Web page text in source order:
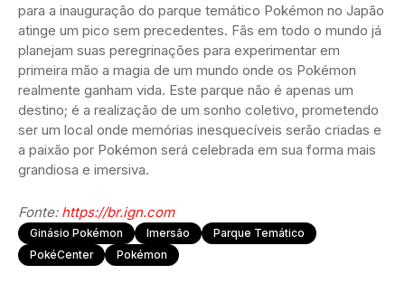
para a inauguração do parque temático Pokémon no Japão
atinge um pico sem precedentes. Fãs em todo o mundo já
planejam suas peregrinações para experimentar em
primeira mão a magia de um mundo onde os Pokémon
realmente ganham vida. Este parque não é apenas um
destino; é a realização de um sonho coletivo, prometendo
ser um local onde memórias inesquecíveis serão criadas e
a paixão por Pokémon será celebrada em sua forma mais
grandiosa e imersiva.
Fonte: https://br.ign.com
Ginásio Pokémon Imersão
Parque Temático
PokéCenter
Pokémon